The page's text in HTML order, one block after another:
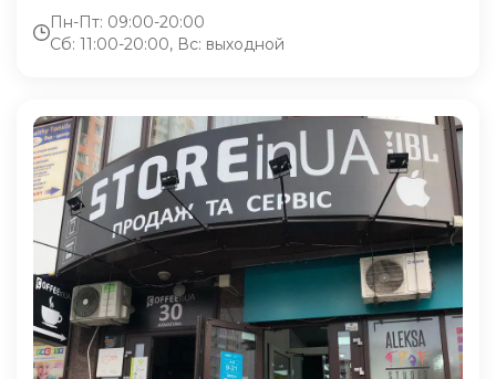
Пн-Пт: 09:00-20:00
Сб: 11:00-20:00, Вс: выходной